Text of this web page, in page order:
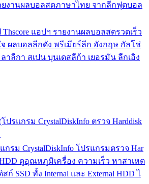
ายงานผลบอลสดภาษาไทย จากลีกฟุตบอล
แอปฯ รายงานผลบอลสดรวดเร็ว
ผลบอลลีกดัง พรีเมียร์ลีก อังกฤษ กัลโช่
ลาลีกา สเปน บุนเดสลีก้า เยอรมัน ลีกเอิง
โปรแกรม CrystalDiskInfo ตรวจ Harddisk
รม CrystalDiskInfo โปรแกรมตรวจ Har
ดูอุณหภูมิเครื่อง ความเร็ว หาสาเหต
SSD ทั้ง Internal และ External HDD ไ